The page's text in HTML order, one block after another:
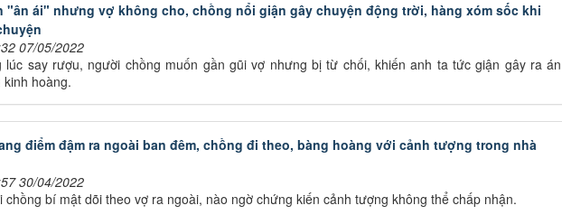
"ân ái" nhưng vợ không cho, chồng nổi giận gây chuyện động trời, hàng xóm sốc khi
07/05/2022
lúc say rượu, người chồng muốn gần gũi vợ nhưng bị từ chối, khiến anh ta tức giận gây ra án
kinh hoàng.
điểm đậm ra ngoài ban đêm, chồng đi theo, bàng hoàng với cảnh tượng trong nhà
30/04/2022
chồng bí mật dõi theo vợ ra ngoài, nào ngờ chứng kiến cảnh tượng không thể chấp nhận.